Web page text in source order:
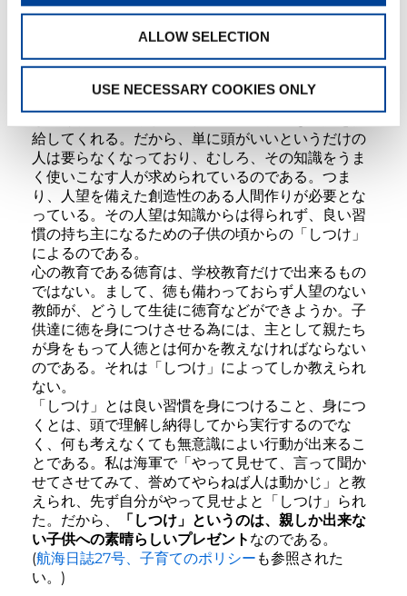
ALLOW SELECTION
USE NECESSARY COOKIES ONLY
身につけていくのである。
はダメになるだろう。これをどう変えていくかを求
められているのが「しつけ」であり「心の教育」で
ある。なぜかといえば、知識の豊富な人は、便利な
存在ではあるが、現在はコンピューターが代わりを
給してくれる。だから、単に頭がいいというだけの
人は要らなくなっており、むしろ、その知識をうま
く使いこなす人が求められているのである。つま
り、人望を備えた創造性のある人間作りが必要とな
っている。その人望は知識からは得られず、良い習
慣の持ち主になるための子供の頃からの「しつけ」
によるのである。
心の教育である徳育は、学校教育だけで出来るもの
ではない。まして、徳も備わっておらず人望のない
教師が、どうして生徒に徳育などができようか。子
供達に徳を身につけさせる為には、主として親たち
が身をもって人徳とは何かを教えなければならない
のである。それは「しつけ」によってしか教えられ
ない。
「しつけ」とは良い習慣を身につけること、身につ
くとは、頭で理解し納得してから実行するのでな
く、何も考えなくても無意識によい行動が出来るこ
とである。私は海軍で「やって見せて、言って聞か
せてさせてみて、誉めてやらねば人は動かじ」と教
えられ、先ず自分がやって見せよと「しつけ」られ
た。だから、
「しつけ」というのは、親しか出来な
い子供への素晴らしいプレゼント なのである。
(航海日誌27号、子育てのポリシー も参照された
い。)